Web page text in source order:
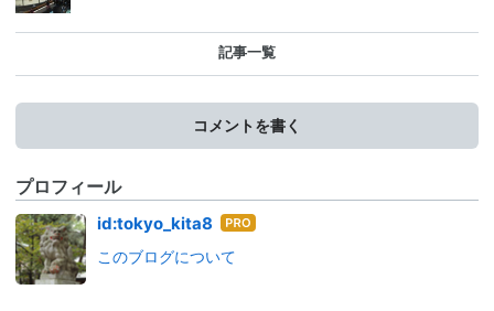
記事一覧
コメントを書く
プロフィール
id:tokyo_kita8 はて
ログ
このブログについて